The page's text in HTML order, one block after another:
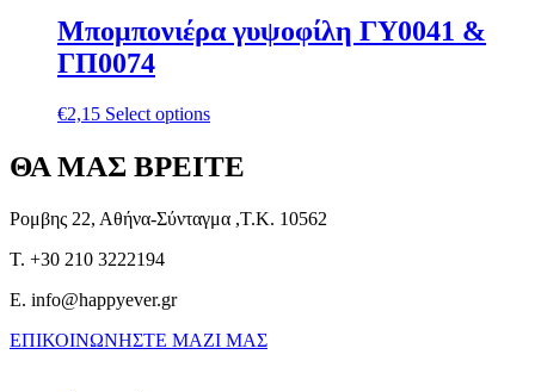
Μπομπονιέρα γυψοφίλη ΓΥ0041 &
ΓΠ0074
€2,15 Select options
ΘΑ ΜΑΣ ΒΡΕΙΤΕ
Ρομβης 22, Αθήνα-Σύνταγμα ,Τ.Κ. 10562
T. +30 210 3222194
E. info@happyever.gr
ΕΠΙΚΟΙΝΩΝΗΣΤΕ ΜΑΖΙ ΜΑΣ